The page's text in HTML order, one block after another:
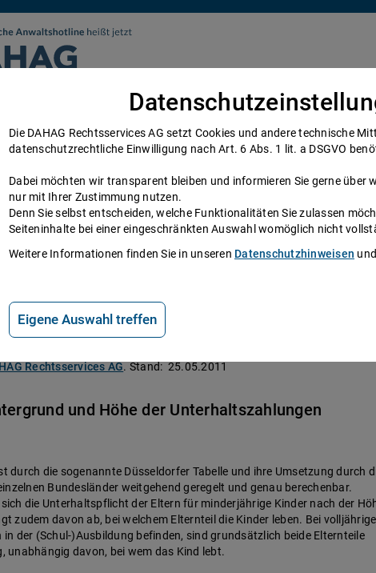
Rechtsgebiete Über uns Anwälte
Familienrecht Unterhalt
und Beratung
Arten von Unterhaltszahlungen. Die wichtigsten sind der
Unterhalt für Ehegatten während der Ehe, der
und der nacheheliche Unterhalt nach der Scheidung.
und sonstigen Verwandtenunterhalt.
Rechtsservices AG. Stand: 25.05.2011
und Höhe der Unterhaltszahlungen
durch die sogenannte Düsseldorfer Tabelle und ihre Umsetzung durch
Bundesländer weitgehend geregelt und genau berechenbar.
die Unterhaltspflicht der Eltern für minderjährige Kinder nach der
zudem davon ab, bei welchem Elternteil die Kinder leben. Bei
in der (Schul-)Ausbildung befinden, sind grundsätzlich beide Elternteile
unabhängig davon, bei wem das Kind lebt.
Die DAHAG Rechtsservices AG setzt Cookies und andere technische
datenschutzrechtliche Einwilligung nach Art. 6 Abs. 1 lit. a DSGVO
Dabei möchten wir transparent bleiben und informieren Sie gerne über
nur mit Ihrer Zustimmung nutzen.
Denn Sie selbst entscheiden, welche Funktionalitäten Sie zulassen
Seiteninhalte bei einer eingeschränkten Auswahl womöglich nicht
Weitere Informationen finden Sie in unseren Datenschutzhinweisen
Eigene Auswahl treffen